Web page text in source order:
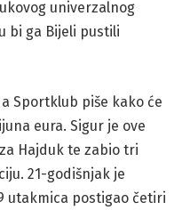
Sportklub piše kako će
eura. Sigur je ove
Hajduk te zabio tri
21-godišnjak je
utakmica postigao četiri